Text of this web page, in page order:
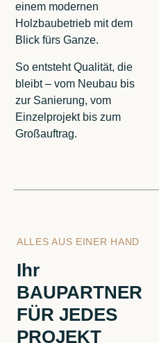
einem modernen
Holzbaubetrieb mit dem
Blick fürs Ganze.
So entsteht Qualität, die
bleibt – vom Neubau bis
zur Sanierung, vom
Einzelprojekt bis zum
Großauftrag.
ALLES AUS EINER HAND
Ihr
BAUPARTNER
FÜR JEDES
PROJEKT